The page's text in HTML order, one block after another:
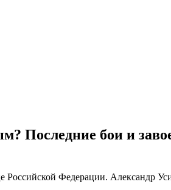
Последние бои и
Федерации. Александр